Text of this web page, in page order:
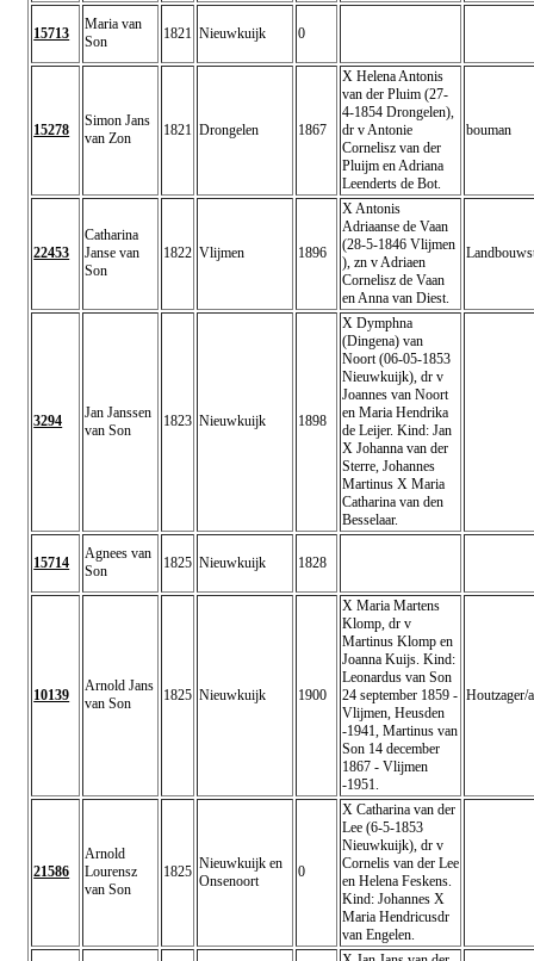
15713
Maria van
Son
1821 Nieuwkuijk 0
15278
Simon Jans
van Zon
1821 Drongelen 1867
X Helena Antonis
van der Pluim (27-
4-1854 Drongelen),
dr v Antonie
Cornelisz van der
Pluijm en Adriana
Leenderts de Bot.
bouman
22453
Catharina
Janse van
Son
1822 Vlijmen 1896
X Antonis
Adriaanse de Vaan
(28-5-1846 Vlijmen
), zn v Adriaen
Cornelisz de Vaan
en Anna van Diest.
3294
Jan Janssen
van Son
1823 Nieuwkuijk 1898
X Dymphna
(Dingena) van
Noort (06-05-1853
Nieuwkuijk), dr v
Joannes van Noort
en Maria Hendrika
de Leijer. Kind: Jan
X Johanna van der
Sterre, Johannes
Martinus X Maria
Catharina van den
Besselaar.
15714
Agnees van
Son
1825 Nieuwkuijk 1828
10139
Arnold Jans
van Son
1825 Nieuwkuijk 1900
X Maria Martens
Klomp, dr v
Martinus Klomp en
Joanna Kuijs. Kind:
Leonardus van Son
24 september 1859 -
Vlijmen, Heusden
-1941, Martinus van
Son 14 december
1867 - Vlijmen
-1951.
Houtzager/
21586
Arnold
Lourensz
van Son
1825 Nieuwkuijk en
Onsenoort
0
X Catharina van der
Lee (6-5-1853
Nieuwkuijk), dr v
Cornelis van der Lee
en Helena Feskens.
Kind: Johannes X
Maria Hendricusdr
van Engelen.